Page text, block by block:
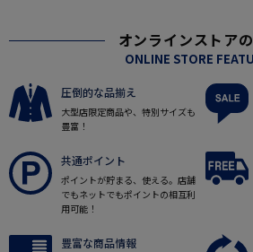
オンラインストア
ONLINE STORE
圧倒的な品揃え
大型店限定商品や、特別サイズも
豊富！
共通ポイント
ポイントが貯まる、使える。店舗
でもネットでもポイントの相互利
用可能！
豊富な商品情報